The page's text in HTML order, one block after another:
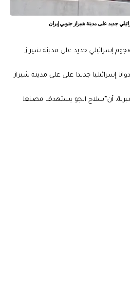
جديد على مدينة شيراز جنوبي إيران
إسرائيلي جديد على مدينة شيراز
إسرائيليا جديدا على على مدينة شيراز
ذكرت قناة 12 العبرية، أن”سلاح الجو يستهدف مصنعا